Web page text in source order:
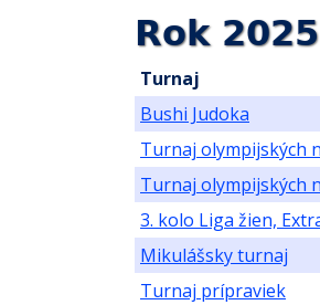
Rok 2025
Turnaj
Bushi Judoka
Turnaj olympijských
Turnaj olympijských
3. kolo Liga žien,
Mikulášsky turnaj
Turnaj prípraviek